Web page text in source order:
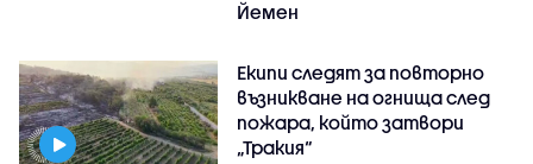
Йемен
Екипи следят за повторно
възникване на огнища след
пожара, който затвори
„Тракия“